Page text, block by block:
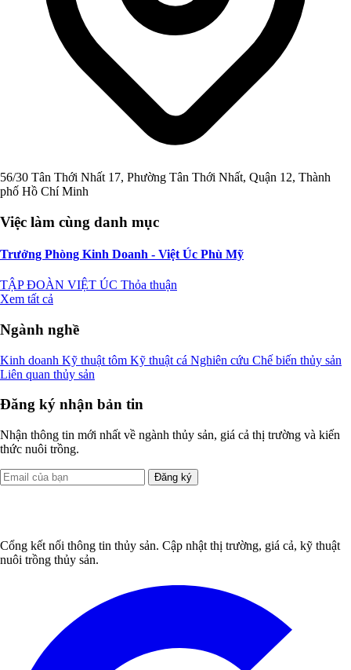
56/30 Tân Thới Nhất 17, Phường Tân Thới Nhất, Quận 12, Thành
phố Hồ Chí Minh
Việc làm cùng danh mục
Trưởng Phòng Kinh Doanh - Việt Úc Phù Mỹ
TẬP ĐOÀN VIỆT ÚC Thỏa thuận
Xem tất cả
Ngành nghề
Kinh doanh Kỹ thuật tôm Kỹ thuật cá Nghiên cứu Chế biến thủy sản
Liên quan thủy sản
Đăng ký nhận bản tin
Nhận thông tin mới nhất về ngành thủy sản, giá cả thị trường và kiến
thức nuôi trồng.
Đăng ký
Cổng kết nối thông tin thủy sản. Cập nhật thị trường, giá cả, kỹ thuật
nuôi trồng thủy sản.